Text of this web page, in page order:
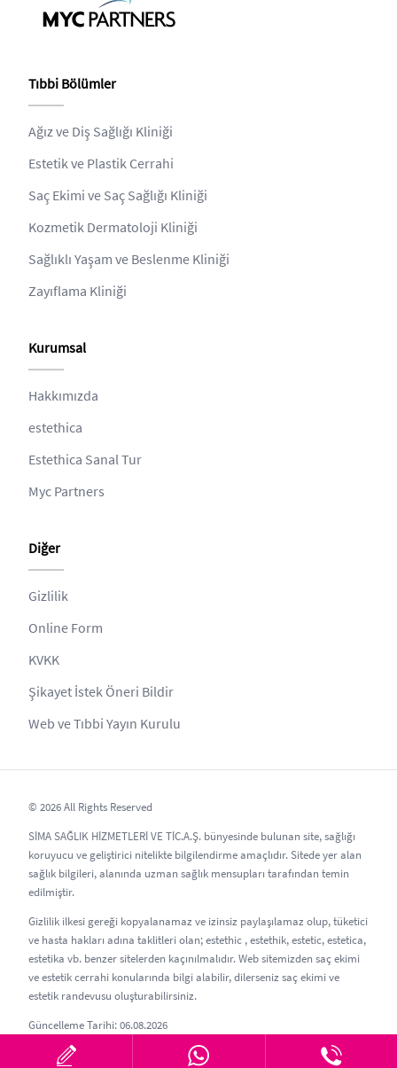
Tıbbi Bölümler
Ağız ve Diş Sağlığı Kliniği
Estetik ve Plastik Cerrahi
Saç Ekimi ve Saç Sağlığı Kliniği
Kozmetik Dermatoloji Kliniği
Sağlıklı Yaşam ve Beslenme Kliniği
Zayıflama Kliniği
Kurumsal
Hakkımızda
estethica
Estethica Sanal Tur
Myc Partners
Diğer
Gizlilik
Online Form
KVKK
Şikayet İstek Öneri Bildir
Web ve Tıbbi Yayın Kurulu
© 2026 All Rights Reserved
SİMA SAĞLIK HİZMETLERİ VE TİC.A.Ş. bünyesinde bulunan site, sağlığı
koruyucu ve geliştirici nitelikte bilgilendirme amaçlıdır. Sitede yer alan
sağlık bilgileri, alanında uzman sağlık mensupları tarafından temin
edilmiştir.
Gizlilik ilkesi gereği kopyalanamaz ve izinsiz paylaşılamaz olup, tüketici
ve hasta hakları adına taklitleri olan; estethic , estethik, estetic, estetica,
estetika vb. benzer sitelerden kaçınılmalıdır. Web sitemizden saç ekimi
ve estetik cerrahi konularında bilgi alabilir, dilerseniz saç ekimi ve
estetik randevusu oluşturabilirsiniz.
Güncelleme Tarihi: 06.08.2026